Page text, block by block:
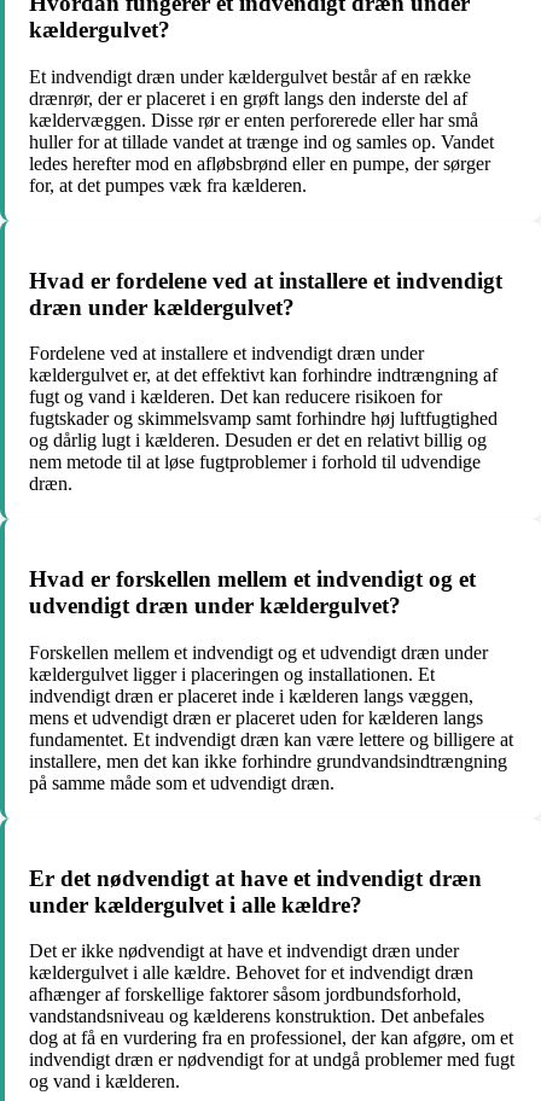
kældergulvet?
Et indvendigt dræn under kældergulvet består af en række
drænrør, der er placeret i en grøft langs den inderste del af
kældervæggen. Disse rør er enten perforerede eller har små
huller for at tillade vandet at trænge ind og samles op. Vandet
ledes herefter mod en afløbsbrønd eller en pumpe, der sørger
for, at det pumpes væk fra kælderen.
Hvad er fordelene ved at installere et indvendigt
dræn under kældergulvet?
Fordelene ved at installere et indvendigt dræn under
kældergulvet er, at det effektivt kan forhindre indtrængning af
fugt og vand i kælderen. Det kan reducere risikoen for
fugtskader og skimmelsvamp samt forhindre høj luftfugtighed
og dårlig lugt i kælderen. Desuden er det en relativt billig og
nem metode til at løse fugtproblemer i forhold til udvendige
dræn.
Hvad er forskellen mellem et indvendigt og et
udvendigt dræn under kældergulvet?
Forskellen mellem et indvendigt og et udvendigt dræn under
kældergulvet ligger i placeringen og installationen. Et
indvendigt dræn er placeret inde i kælderen langs væggen,
mens et udvendigt dræn er placeret uden for kælderen langs
fundamentet. Et indvendigt dræn kan være lettere og billigere at
installere, men det kan ikke forhindre grundvandsindtrængning
på samme måde som et udvendigt dræn.
Er det nødvendigt at have et indvendigt dræn
under kældergulvet i alle kældre?
Det er ikke nødvendigt at have et indvendigt dræn under
kældergulvet i alle kældre. Behovet for et indvendigt dræn
afhænger af forskellige faktorer såsom jordbundsforhold,
vandstandsniveau og kælderens konstruktion. Det anbefales
dog at få en vurdering fra en professionel, der kan afgøre, om et
indvendigt dræn er nødvendigt for at undgå problemer med fugt
og vand i kælderen.